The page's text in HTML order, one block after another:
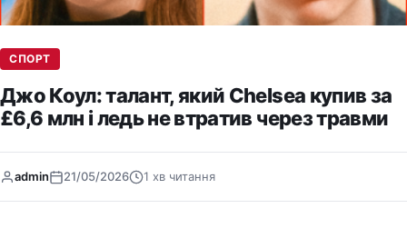
СПОРТ
Джо Коул: талант, який Chelsea купив за
£6,6 млн і ледь не втратив через травми
admin 21/05/2026 1 хв читання